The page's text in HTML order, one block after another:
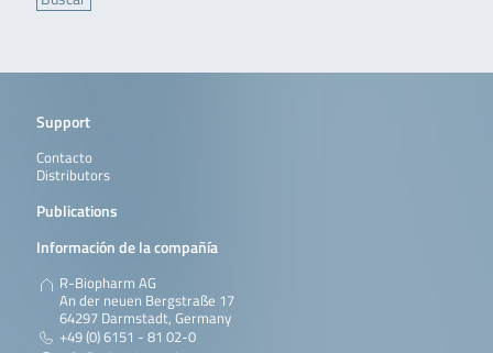
Support
Contacto
Distributors
Publications
Información de la compañía
R-Biopharm AG
An der neuen Bergstraße 17
64297 Darmstadt, Germany
+49 (0) 6151 - 81 02-0